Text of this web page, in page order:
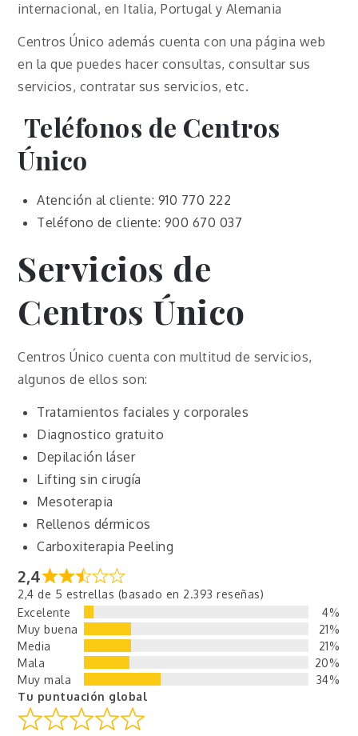
internacional, en Italia, Portugal y Alemania
Centros Único además cuenta con una página web
en la que puedes hacer consultas, consultar sus
servicios, contratar sus servicios, etc.
Teléfonos de Centros
Único
Atención al cliente: 910 770 222
Teléfono de cliente: 900 670 037
Servicios de
Centros Único
Centros Único cuenta con multitud de servicios,
algunos de ellos son:
Tratamientos faciales y corporales
Diagnostico gratuito
Depilación láser
Lifting sin cirugía
Mesoterapia
Rellenos dérmicos
Carboxiterapia Peeling
2,4
2,4 de 5 estrellas (basado en 2.393 reseñas)
Excelente
4%
Muy buena
21%
Media
21%
Mala
20%
Muy mala
34%
Tu puntuación global